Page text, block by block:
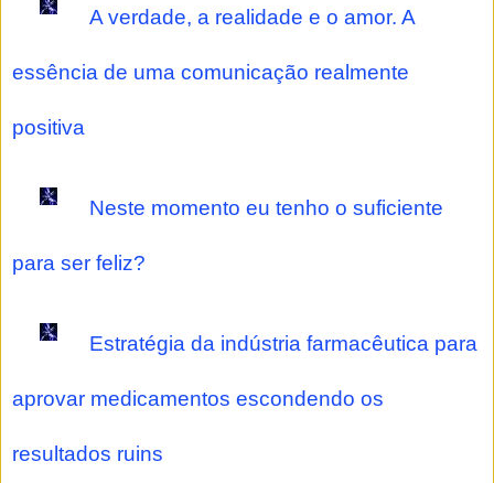
A verdade, a realidade e o amor. A
essência de uma comunicação realmente
positiva
Neste momento eu tenho o suficiente
para ser feliz?
Estratégia da indústria farmacêutica para
aprovar medicamentos escondendo os
resultados ruins